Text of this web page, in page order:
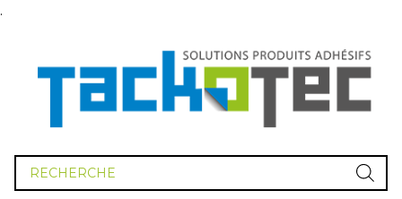
.
Recherche
de
produits